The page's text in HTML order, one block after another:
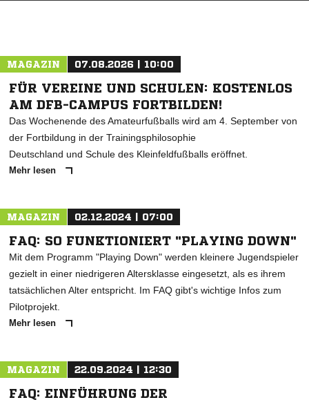
MAGAZIN 07.08.2026 | 10:00
FÜR VEREINE UND SCHULEN: KOSTENLOS
AM DFB-CAMPUS FORTBILDEN!
Das Wochenende des Amateurfußballs wird am 4. September von
der Fortbildung in der Trainingsphilosophie
Deutschland und Schule des Kleinfeldfußballs eröffnet.
Mehr lesen
MAGAZIN 02.12.2024 | 07:00
FAQ: SO FUNKTIONIERT "PLAYING DOWN"
Mit dem Programm "Playing Down" werden kleinere Jugendspieler
gezielt in einer niedrigeren Altersklasse eingesetzt, als es ihrem
tatsächlichen Alter entspricht. Im FAQ gibt's wichtige Infos zum
Pilotprojekt.
Mehr lesen
MAGAZIN 22.09.2024 | 12:30
FAQ: EINFÜHRUNG DER